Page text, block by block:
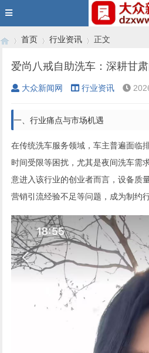
›
首页
›
行业资讯
›
正文
爱尚八戒自助洗车：深耕甘
大众新闻网 行业资讯
一、行业痛点与市场机遇
在传统洗车服务领域，车主普遍面临
时间受限等困扰，尤其是夜间洗车需
意进入该行业的创业者而言，设备质
营销引流经验不足等问题，成为制约